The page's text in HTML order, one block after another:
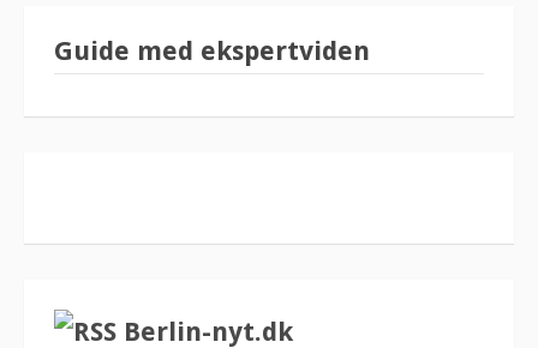
Guide med ekspertviden
Berlin-nyt.dk